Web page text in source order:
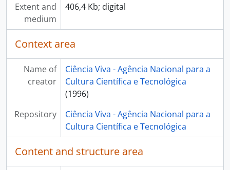
Extent and
medium
406,4 Kb; digital
Context area
Name of
creator
Ciência Viva - Agência Nacional para a
Cultura Científica e Tecnológica
(1996)
Repository
Ciência Viva - Agência Nacional para a
Cultura Científica e Tecnológica
Content and structure area